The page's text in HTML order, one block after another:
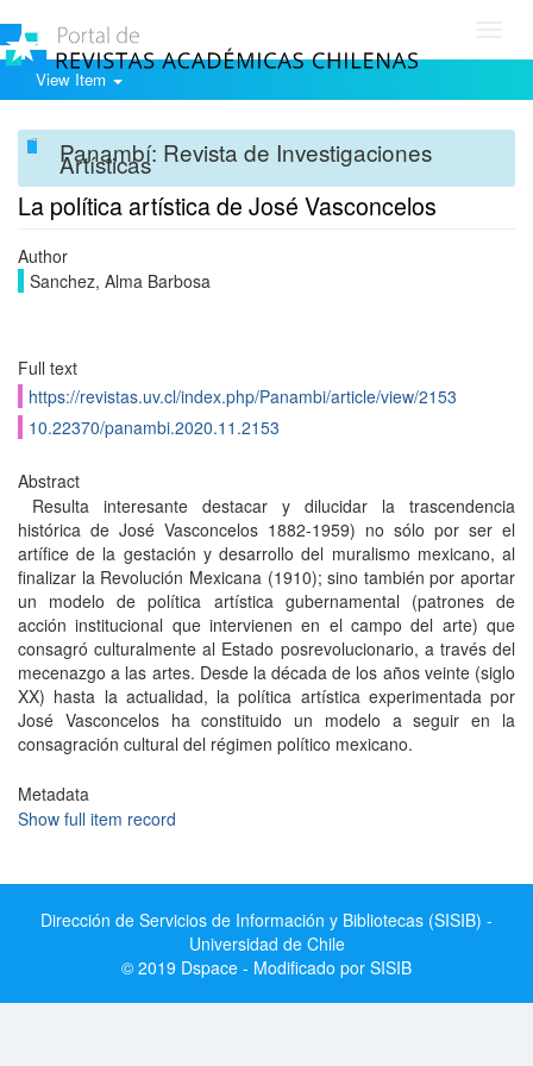
View Item
Panambí: Revista de Investigaciones
Artísticas
La política artística de José Vasconcelos
Author
Sanchez, Alma Barbosa
Full text
https://revistas.uv.cl/index.php/Panambi/article/view/2153
10.22370/panambi.2020.11.2153
Abstract
Resulta interesante destacar y dilucidar la trascendencia
histórica de José Vasconcelos 1882-1959) no sólo por ser el
artífice de la gestación y desarrollo del muralismo mexicano, al
finalizar la Revolución Mexicana (1910); sino también por aportar
un modelo de política artística gubernamental (patrones de
acción institucional que intervienen en el campo del arte) que
consagró culturalmente al Estado posrevolucionario, a través del
mecenazgo a las artes. Desde la década de los años veinte (siglo
XX) hasta la actualidad, la política artística experimentada por
José Vasconcelos ha constituido un modelo a seguir en la
consagración cultural del régimen político mexicano.
Metadata
Show full item record
Dirección de Servicios de Información y Bibliotecas (SISIB) -
Universidad de Chile
© 2019 Dspace - Modificado por SISIB